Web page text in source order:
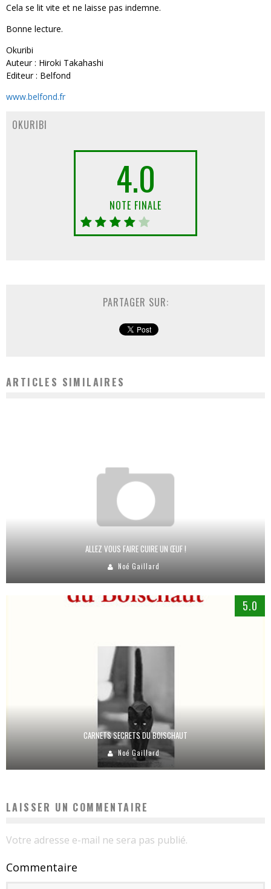
Cela se lit vite et ne laisse pas indemne.
Bonne lecture.
Okuribi
Auteur : Hiroki Takahashi
Editeur : Belfond
www.belfond.fr
OKURIBI
4.0
NOTE FINALE
PARTAGER SUR:
ARTICLES SIMILAIRES
ALLEZ VOUS FAIRE CUIRE UN ŒUF !
Noé Gaillard
5.0
CARNETS SECRETS DU BOISCHAUT
Noé Gaillard
LAISSER UN COMMENTAIRE
Votre adresse e-mail ne sera pas publié.
Commentaire